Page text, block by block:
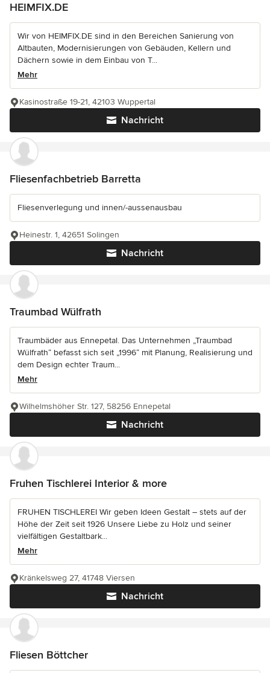
HEIMFIX.DE
Wir von HEIMFIX.DE sind in den Bereichen Sanierung von
Altbauten, Modernisierungen von Gebäuden, Kellern und
Dächern sowie in dem Einbau von T...
Mehr
Nachricht
Kasinostraße 19-21, 42103 Wuppertal
Fliesenfachbetrieb Barretta
Fliesenverlegung und innen/-aussenausbau
Nachricht
Heinestr. 1, 42651 Solingen
Traumbad Wülfrath
Traumbäder aus Ennepetal. Das Unternehmen „Traumbad
Wülfrath“ befasst sich seit „1996“ mit Planung, Realisierung und
dem Design echter Traum...
Mehr
Nachricht
Wilhelmshöher Str. 127, 58256 Ennepetal
Fruhen Tischlerei Interior & more
FRUHEN TISCHLEREI Wir geben Ideen Gestalt – stets auf der
Höhe der Zeit seit 1926 Unsere Liebe zu Holz und seiner
vielfältigen Gestaltbark...
Mehr
Nachricht
Kränkelsweg 27, 41748 Viersen
Fliesen Böttcher